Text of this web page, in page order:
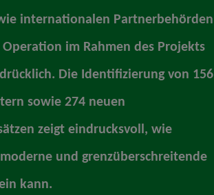
internationalen Partnerbehörden
im Rahmen des Projekts
Die Identifizierung von 156
sowie 274 neuen
zeigt eindrucksvoll, wie
und grenzüberschreitende
kann.